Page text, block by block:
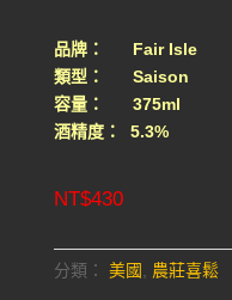
品牌： Fair Isle
類型： Saison
容量： 375ml
酒精度： 5.3%
NT$430
分類： 美國, 農莊喜鬆